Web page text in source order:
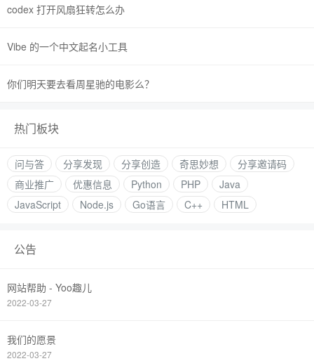
codex 打开风扇狂转怎么办
Vibe 的一个中文起名小工具
你们明天要去看周星驰的电影么？
热门板块
问与答 分享发现 分享创造 奇思妙想
分享邀请码
商业推广
优惠信息 Python PHP
Java
JavaScript
Node.js Go语言 C++ HTML
公告
网站帮助 - Yoo趣儿
2022-03-27
我们的愿景
2022-03-27